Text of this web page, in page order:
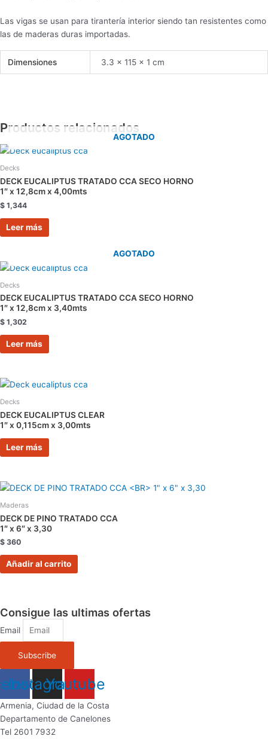
Las vigas se usan para tirantería interior siendo tan resistentes como
las de maderas duras importadas.
Dimensiones 3.3 × 115 × 1 cm
Productos relacionados
AGOTADO
Decks
DECK EUCALIPTUS TRATADO CCA SECO HORNO
1″ x 12,8cm x 4,00mts
$ 1,344
Leer más
AGOTADO
Decks
DECK EUCALIPTUS TRATADO CCA SECO HORNO
1″ x 12,8cm x 3,40mts
$ 1,302
Leer más
Decks
DECK EUCALIPTUS CLEAR
1″ x 0,115cm x 3,00mts
Leer más
Maderas
DECK DE PINO TRATADO CCA
1″ x 6″ x 3,30
$ 360
Añadir al carrito
Consigue las ultimas ofertas
Email
Subscribe
Instagram
Youtube
Armenia, Ciudad de la Costa
Departamento de Canelones
Tel 2601 7932